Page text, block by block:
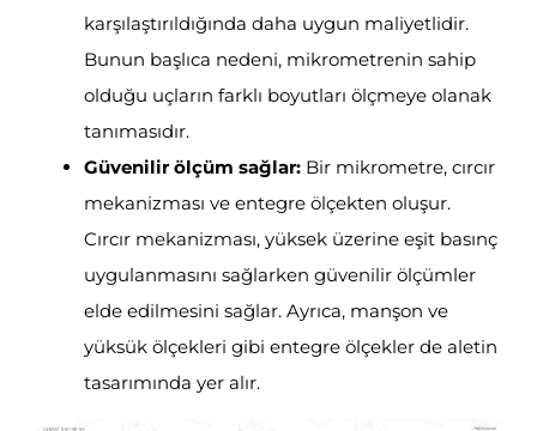
karşılaştırıldığında daha uygun maliyetlidir.
Bunun başlıca nedeni, mikrometrenin sahip
olduğu uçların farklı boyutları ölçmeye olanak
tanımasıdır.
Güvenilir ölçüm sağlar: Bir mikrometre, cırcır
mekanizması ve entegre ölçekten oluşur.
Cırcır mekanizması, yüksek üzerine eşit basınç
uygulanmasını sağlarken güvenilir ölçümler
elde edilmesini sağlar. Ayrıca, manşon ve
yüksük ölçekleri gibi entegre ölçekler de aletin
tasarımında yer alır.